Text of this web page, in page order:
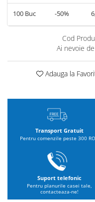
100Buc -50%
Cod
Ai nevoie
Adauga la
Transport Gratuit
Pentru comenzile peste 300
Suport telefonic
Pentru planurile casei tale,
contacteaza-ne!